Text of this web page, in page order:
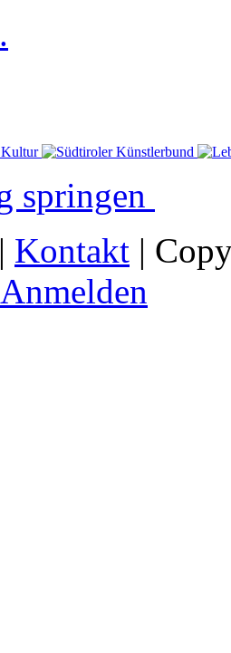
springen
| Kontakt |
Anmelden